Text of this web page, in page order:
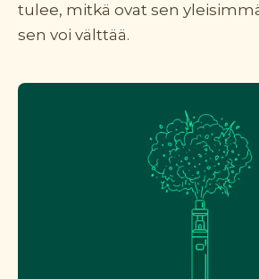
tulee, mitkä ovat sen
sen voi välttää.